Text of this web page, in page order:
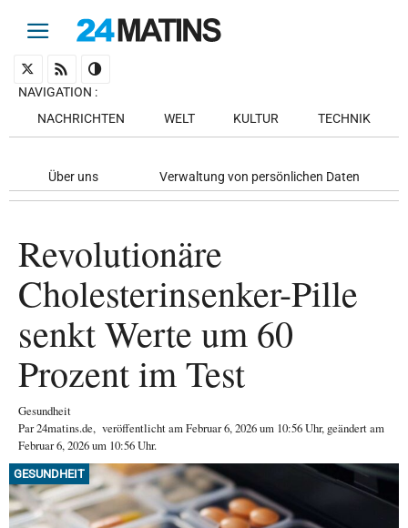
NAVIGATION :
NACHRICHTEN
WELT KULTUR TECHNIK
Über uns Verwaltung von persönlichen Daten
Revolutionäre
Cholesterinsenker-Pille
senkt Werte um 60
Prozent im Test
Gesundheit
Par24matins.de, veröffentlicht amFebruar 6, 2026um 10:56 Uhr, geändert am
Februar 6, 2026 um 10:56 Uhr.
GESUNDHEIT